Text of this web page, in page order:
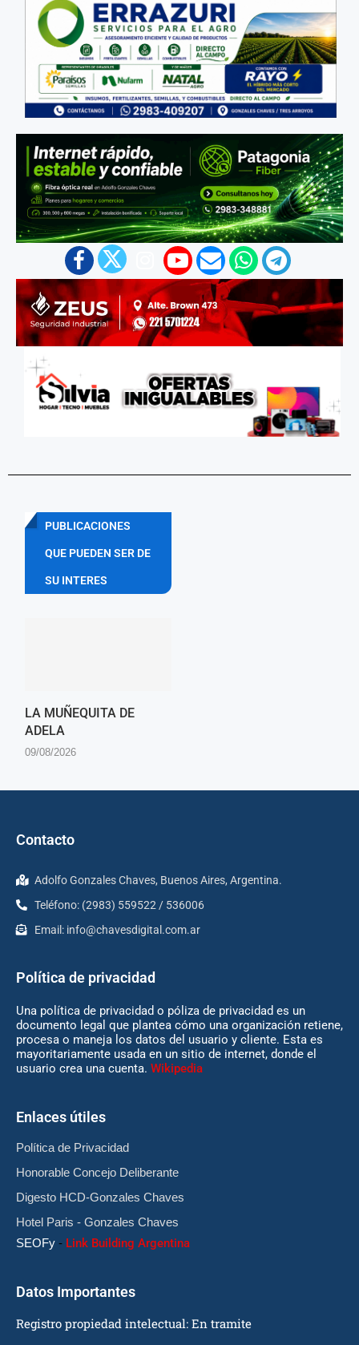
PUBLICACIONES
QUE PUEDEN SER DE
SU INTERES
LA MUÑEQUITA DE
ADELA
09/08/2026
Contacto
Adolfo Gonzales Chaves, Buenos Aires, Argentina.
Teléfono: (2983) 559522 / 536006
Email: info@chavesdigital.com.ar
Política de privacidad
Una política de privacidad o póliza de privacidad es un
documento legal que plantea cómo una organización retiene,
procesa o maneja los datos del usuario y cliente. Esta es
mayoritariamente usada en un sitio de internet, donde el
usuario crea una cuenta. Wikipedia
Enlaces útiles
Política de Privacidad
Honorable Concejo Deliberante
Digesto HCD-Gonzales Chaves
Hotel Paris - Gonzales Chaves
SEOFy - Link Building Argentina
Datos Importantes
Registro propiedad intelectual: En tramite